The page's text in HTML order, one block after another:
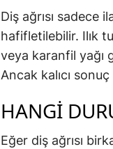
Diş ağrısı sadece
hafifletilebilir. Ilık
veya karanfil yağı
Ancak kalıcı
HANGI
Eğer diş ağrısı